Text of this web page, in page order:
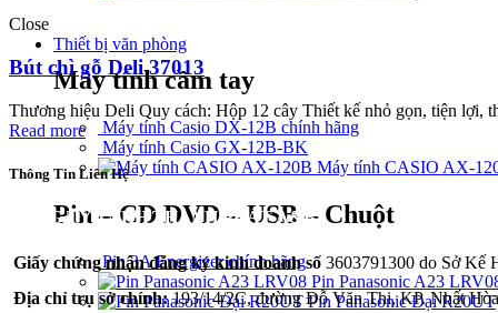
Thiết bị văn phòng
Máy tính cầm tay
Máy tính Casio DX-12B chính hãng
Máy tính Casio GX-12B-BK
Máy tính CASIO AX-
Pin – CD DVD – USB – Chuột
Pin 3A Energizer chính hãng
Pin Panasonic A23
Pin Panasonic Đại R20UT
Close
Bút chì gỗ Deli 37013
Thương hiệu Deli Quy cách: Hộp 12 cây Thiết kế nhỏ gọn, tiện lợi,
Read more
Thông Tin Liên Hệ
CÔNG TY TNHH THÀNH PHÁT A&B
Giấy chứng nhận đăng ký kinh doanh số 3603791300 do Sở Kế
Địa chỉ trụ sở chính:193/14/2C, đường Đỗ Văn Thi, KP. Nhất